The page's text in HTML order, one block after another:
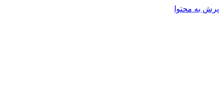
پرش به محتوا